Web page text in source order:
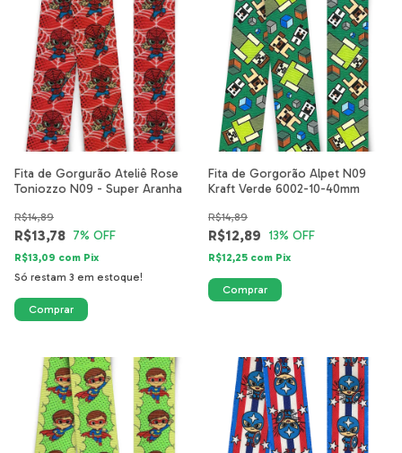
Fita de Gorgurão Ateliê Rose
Toniozzo N09 - Super Aranha
R$13,78
R$14,89
7% OFF
R$13,09 com Pix
Só restam 3 em estoque!
Fita de Gorgorão Alpet N09
Kraft Verde 6002-10-40mm
R$12,89
R$14,89
13% OFF
R$12,25 com Pix